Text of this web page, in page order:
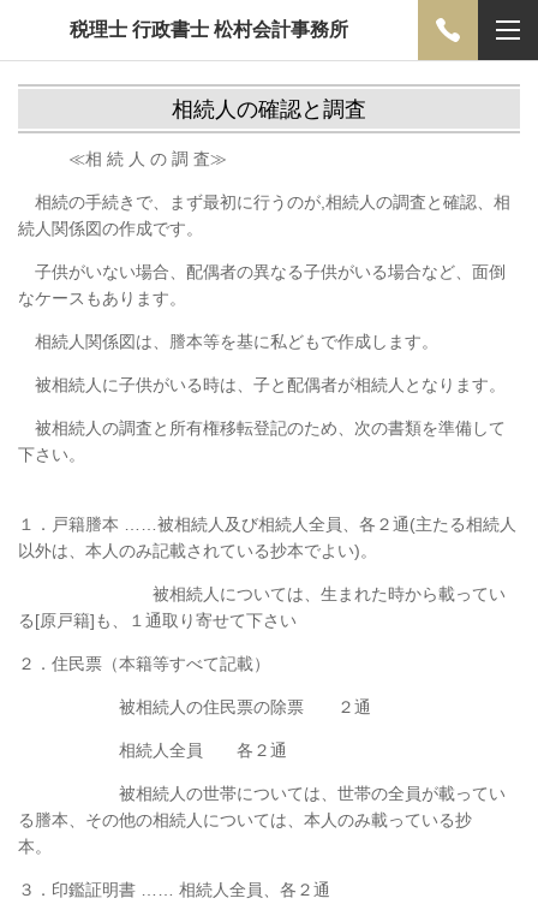
税理士 行政書士 松村会計事務所
相続人の確認と調査
≪相 続 人 の 調 査≫
相続の手続きで、まず最初に行うのが,相続人の調査と確認、相
続人 関係図の作成です。
子供がいない場合、配偶者の異なる子供がいる場合など、面倒
なケースもあります。
相続人関係図は、謄本等を基に私どもで作成します。
被相続人に子供がいる時は、子と配偶者が相続人となります。
被相続人の調査と所有権移転登記のため、次の書類を準備して
下さい。
１．戸籍謄本 ……被相続人及び相続人全員、各２通(主たる相続人
以外は、本人のみ記載されている抄本でよい)。
被相続人については、生まれた時から載ってい
る[原戸籍]も、１通取り寄せて下さい
２．住民票（本籍等すべて記載）
被相続人の住民票の除票 ２通
相続人全員 各２通
被相続人の世帯については、世帯の全員が載ってい
る 謄本、その他の相続人については、 本人のみ載っている抄
本。
３．印鑑証明書 …… 相続人全員、各２通